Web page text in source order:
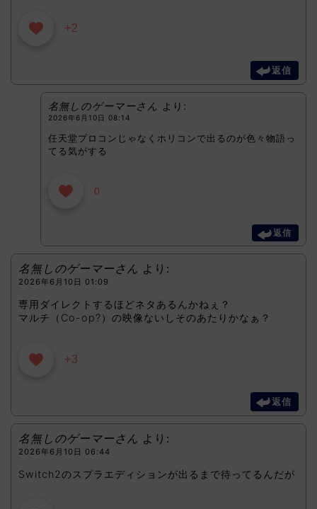
+2
返信
名無しのゲーマーさん より:
2026年6月10日 08:14
任天堂プロコンじゃなくホリコンで出るのが色々物語っ
てる気がする
0
返信
名無しのゲーマーさん より:
2026年6月10日 01:09
専用ダイレクトするほどネタあるんかねぇ？
マルチ（Co-op?）の映像ないしそのあたりかなぁ？
+3
返信
名無しのゲーマーさん より:
2026年6月10日 06:44
Switch2のスプラエディションが出るまで待ってるんだが